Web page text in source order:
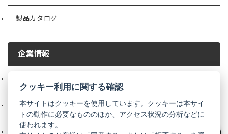
製品カタログ
企業情報
し
い
タ
ブ
で
会社概要
（新
し
い
株式会社リコー
（新
クッキー利用に関する確認
本サイトはクッキーを使用しています。クッキーは本サイ
トの動作に必要なもののほか、アクセス状況の分析などに
使われます。